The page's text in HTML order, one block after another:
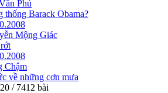
Phú
thống Barack Obama?
Mộng Giác
Chậm
về những cơn mưa
/ 7412 bài